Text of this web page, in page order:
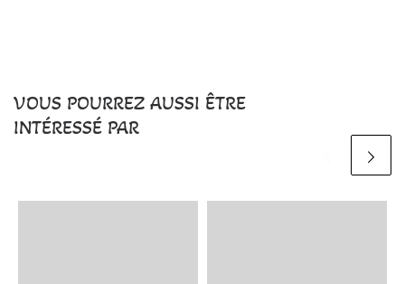
VOUS POURREZ AUSSI ÊTRE
INTÉRESSÉ PAR